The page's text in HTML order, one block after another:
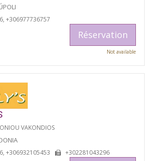
+306977736757
Réservation
Not available
VAKONDIOS
+306932105453 +302281043296